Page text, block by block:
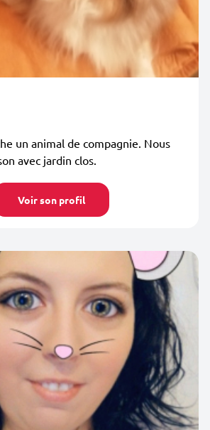
un animal de compagnie. Nous
avec jardin clos.
Voir son profil